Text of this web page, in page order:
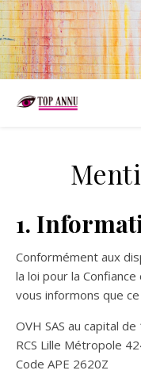
1.
Conformément aux
la loi pour la Confiance
vous informons que
OVH SAS au capital
RCS Lille Métropole
Code APE 2620Z